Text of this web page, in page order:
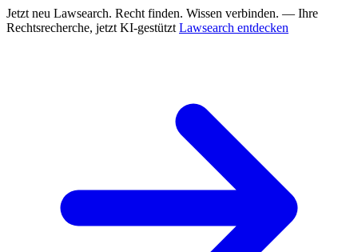
Jetzt neu Lawsearch. Recht finden. Wissen verbinden. — Ihre
Rechtsrecherche, jetzt KI-gestützt Lawsearch entdecken